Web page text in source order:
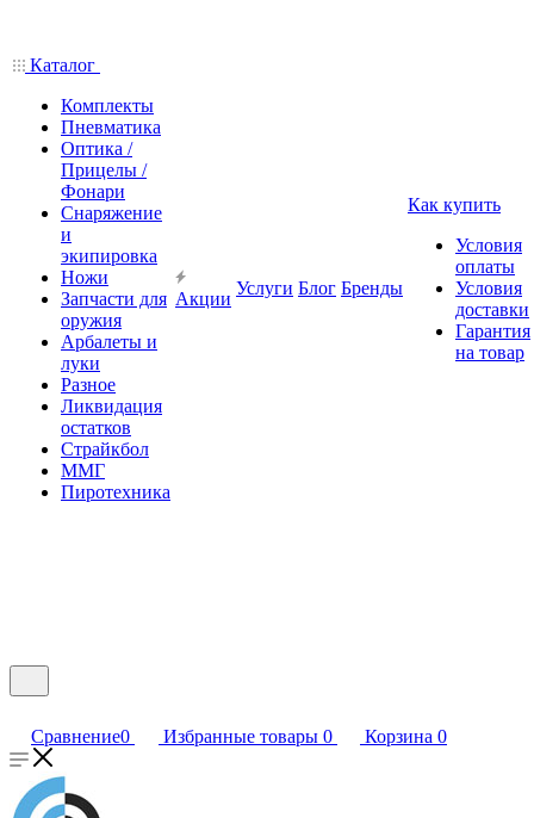
Каталог
Комплекты
Пневматика
Оптика /
Прицелы /
Фонари
Снаряжение
и
экипировка
Ножи
Запчасти для
оружия
Арбалеты и
луки
Разное
Ликвидация
остатков
Страйкбол
ММГ
Пиротехника
Акции
Услуги Блог Бренды
Как купить
Условия
оплаты
Условия
доставки
Гарантия
на товар
Сравнение0 Избранные товары 0 Корзина 0